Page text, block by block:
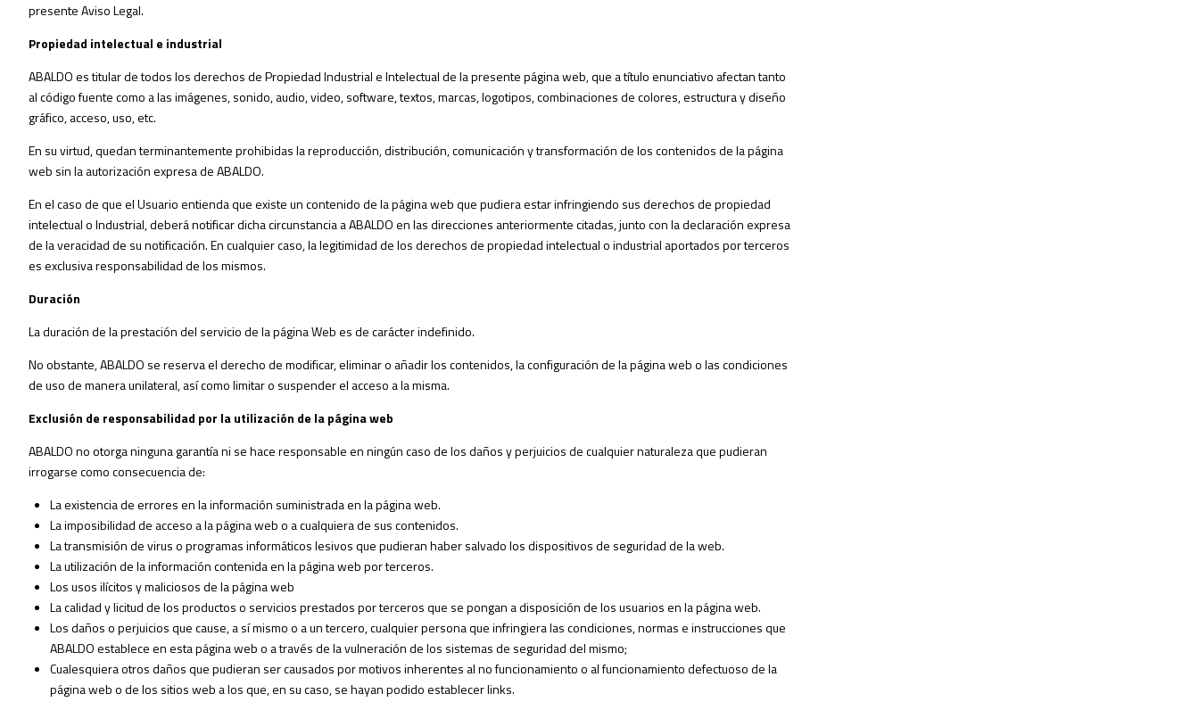
presente Aviso Legal.
Propiedad intelectual e industrial
ABALDO es titular de todos los derechos de Propiedad Industrial e Intelectual de la presente página web, que a título enunciativo afectan tanto
al código fuente como a las imágenes, sonido, audio, video, software, textos, marcas, logotipos, combinaciones de colores, estructura y diseño
gráfico, acceso, uso, etc.
En su virtud, quedan terminantemente prohibidas la reproducción, distribución, comunicación y transformación de los contenidos de la página
web sin la autorización expresa de ABALDO.
En el caso de que el Usuario entienda que existe un contenido de la página web que pudiera estar infringiendo sus derechos de propiedad
intelectual o Industrial, deberá notificar dicha circunstancia a ABALDO en las direcciones anteriormente citadas, junto con la declaración expresa
de la veracidad de su notificación. En cualquier caso, la legitimidad de los derechos de propiedad intelectual o industrial aportados por terceros
es exclusiva responsabilidad de los mismos.
Duración
La duración de la prestación del servicio de la página Web es de carácter indefinido.
No obstante, ABALDO se reserva el derecho de modificar, eliminar o añadir los contenidos, la configuración de la página web o las condiciones
de uso de manera unilateral, así como limitar o suspender el acceso a la misma.
Exclusión de responsabilidad por la utilización de la página web
ABALDO no otorga ninguna garantía ni se hace responsable en ningún caso de los daños y perjuicios de cualquier naturaleza que pudieran
irrogarse como consecuencia de:
La existencia de errores en la información suministrada en la página web.
La imposibilidad de acceso a la página web o a cualquiera de sus contenidos.
La transmisión de virus o programas informáticos lesivos que pudieran haber salvado los dispositivos de seguridad de la web.
La utilización de la información contenida en la página web por terceros.
Los usos ilícitos y maliciosos de la página web
La calidad y licitud de los productos o servicios prestados por terceros que se pongan a disposición de los usuarios en la página web.
Los daños o perjuicios que cause, a sí mismo o a un tercero, cualquier persona que infringiera las condiciones, normas e instrucciones que
ABALDO establece en esta página web o a través de la vulneración de los sistemas de seguridad del mismo;
Cualesquiera otros daños que pudieran ser causados por motivos inherentes al no funcionamiento o al funcionamiento defectuoso de la
página web o de los sitios web a los que, en su caso, se hayan podido establecer links.